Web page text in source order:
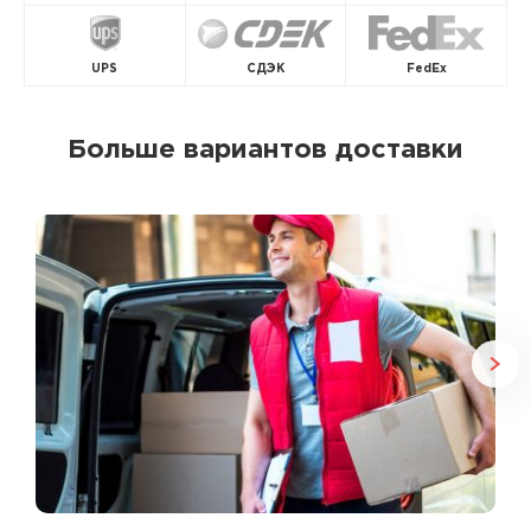
UPS СДЭК FedEx
Больше вариантов доставки